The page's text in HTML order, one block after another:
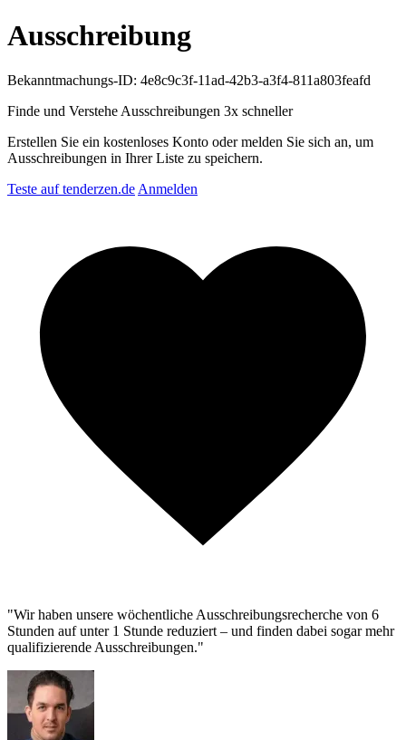
Ausschreibung
Bekanntmachungs-ID: 4e8c9c3f-11ad-42b3-a3f4-811a803feafd
Finde und Verstehe Ausschreibungen 3x schneller
Erstellen Sie ein kostenloses Konto oder melden Sie sich an, um
Ausschreibungen in Ihrer Liste zu speichern.
Teste auf tenderzen.de Anmelden
"Wir haben unsere wöchentliche Ausschreibungsrecherche von 6
Stunden auf unter 1 Stunde reduziert – und finden dabei sogar mehr
qualifizierende Ausschreibungen."